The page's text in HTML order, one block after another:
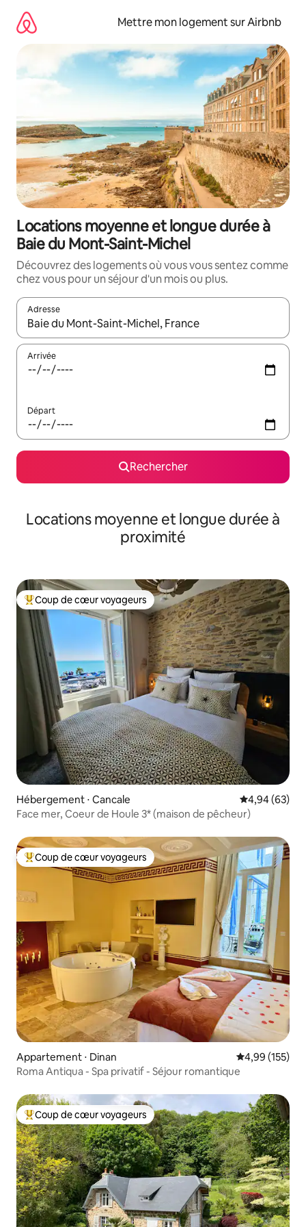
directement
contenu
Mettre mon logement sur Airbnb
Locations moyenne et longue durée à
Baie du Mont-Saint-Michel
Découvrez des logements où vous vous sentez comme
chez vous pour un séjour d'un mois ou plus.
Adresse
Lorsque les résultats s'affichent, utilisez les flèches vers le
Arrivée
Départ
Rechercher
Locations moyenne et longue durée à
proximité
Coups de cœur voyageurs les plus appréciés
Coup de cœur voyageurs
Hébergement ⋅ Cancale Évaluation
4,94 (63)
Face mer, Coeur de Houle 3* (maison de pêcheur)
Coups de cœur voyageurs les plus appréciés
Coup de cœur voyageurs
Appartement ⋅ Dinan Évaluation
4,99 (155)
Roma Antiqua - Spa privatif - Séjour romantique
Coups de cœur voyageurs les plus appréciés
Coup de cœur voyageurs